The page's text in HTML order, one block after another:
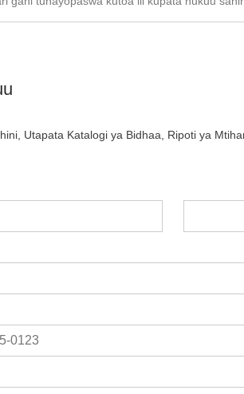
Utapata Katalogi ya Bidhaa, Ripoti ya